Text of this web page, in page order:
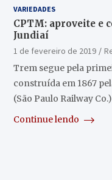
VARIEDADES
CPTM: aproveite e
Jundiaí
1 de fevereiro de 2019
Trem segue pela
construída em 1867
(São Paulo Railway
Continue lendo